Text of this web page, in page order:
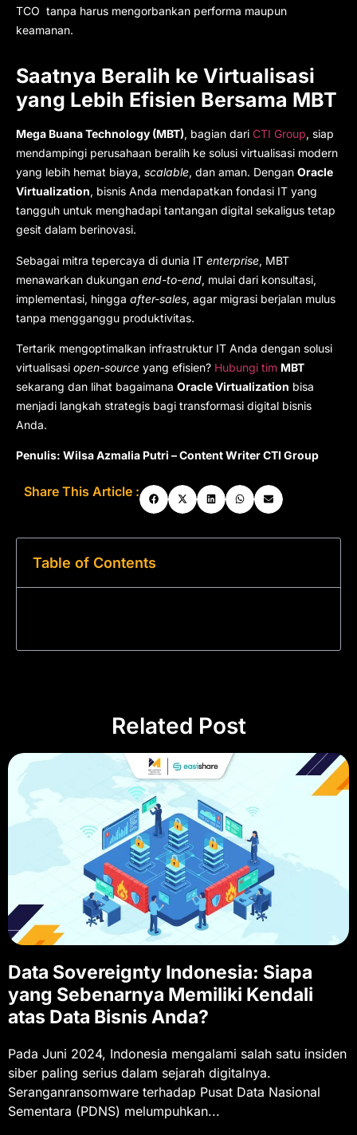
TCO tanpa harus mengorbankan performa maupun
keamanan.
Saatnya Beralih ke Virtualisasi
yang Lebih Efisien Bersama MBT
Mega Buana Technology (MBT), bagian dari CTI Group, siap
mendampingi perusahaan beralih ke solusi virtualisasi modern
yang lebih hemat biaya, scalable, dan aman. Dengan Oracle
Virtualization, bisnis Anda mendapatkan fondasi IT yang
tangguh untuk menghadapi tantangan digital sekaligus tetap
gesit dalam berinovasi.
Sebagai mitra tepercaya di dunia IT enterprise, MBT
menawarkan dukungan end-to-end, mulai dari konsultasi,
implementasi, hingga after-sales, agar migrasi berjalan mulus
tanpa mengganggu produktivitas.
Tertarik mengoptimalkan infrastruktur IT Anda dengan solusi
virtualisasi open-source yang efisien? Hubungi tim MBT
sekarang dan lihat bagaimana Oracle Virtualization bisa
menjadi langkah strategis bagi transformasi digital bisnis
Anda.
Penulis: Wilsa Azmalia Putri – Content Writer CTI Group
Share This Article :
Table of Contents
Related Post
Data Sovereignty Indonesia: Siapa
yang Sebenarnya Memiliki Kendali
atas Data Bisnis Anda?
Pada Juni 2024, Indonesia mengalami salah satu insiden
siber paling serius dalam sejarah digitalnya.
Seranganransomware terhadap Pusat Data Nasional
Sementara (PDNS) melumpuhkan...